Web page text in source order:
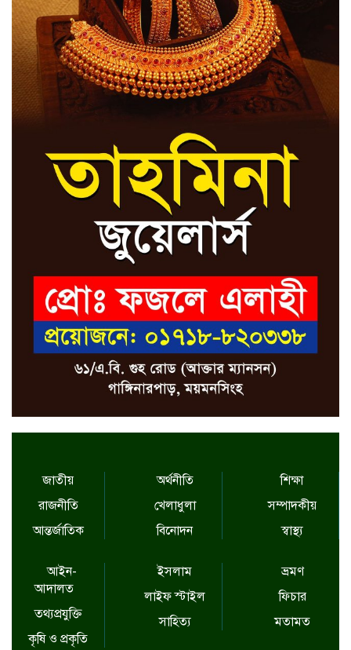
জাতীয়
রাজনীতি
আন্তর্জাতিক
অর্থনীতি
খেলাধুলা
বিনোদন
শিক্ষা
সম্পাদকীয়
স্বাস্থ্য
আইন-
আদালত
তথ্যপ্রযুক্তি
কৃষি ও প্রকৃতি
ইসলাম
লাইফ স্টাইল
সাহিত্য
ভ্রমণ
ফিচার
মতামত